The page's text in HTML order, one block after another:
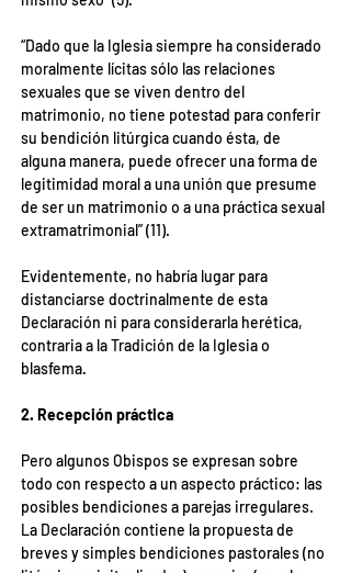
“Dado que la Iglesia siempre ha considerado
moralmente lícitas sólo las relaciones
sexuales que se viven dentro del
matrimonio, no tiene potestad para conferir
su bendición litúrgica cuando ésta, de
alguna manera, puede ofrecer una forma de
legitimidad moral a una unión que presume
de ser un matrimonio o a una práctica sexual
extramatrimonial” (11).
Evidentemente, no habría lugar para
distanciarse doctrinalmente de esta
Declaración ni para considerarla herética,
contraria a la Tradición de la Iglesia o
blasfema.
2. Recepción práctica
Pero algunos Obispos se expresan sobre
todo con respecto a un aspecto práctico: las
posibles bendiciones a parejas irregulares.
La Declaración contiene la propuesta de
breves y simples bendiciones pastorales (no